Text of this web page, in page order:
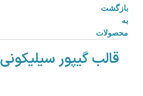
بازگشت
به
محصولات
قالب گیپور سیلیکونی